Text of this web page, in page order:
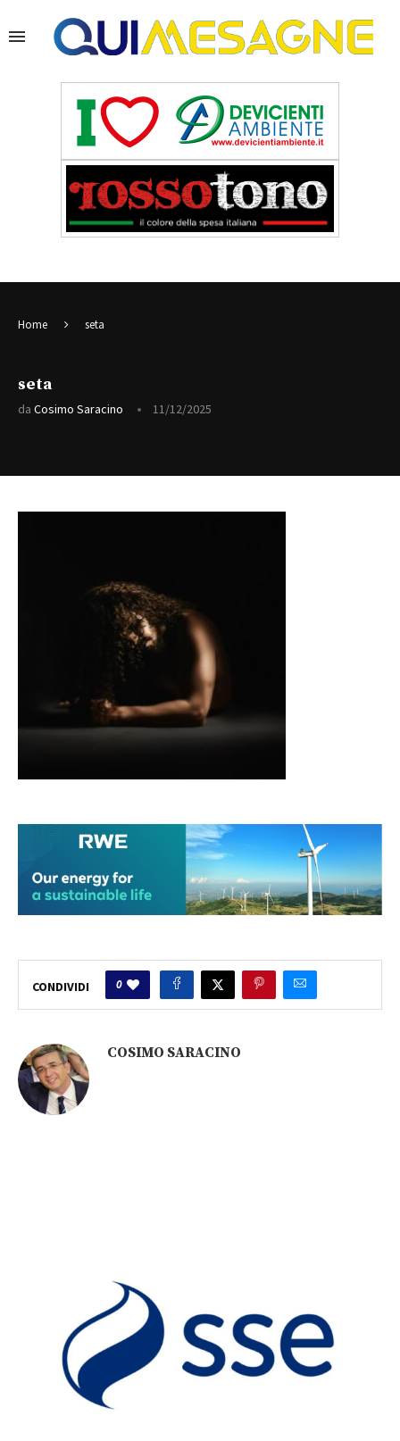
Home seta
seta
da Cosimo Saracino 11/12/2025
CONDIVIDI 0
COSIMO SARACINO